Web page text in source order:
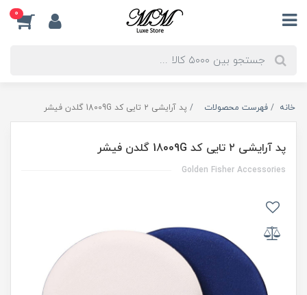
0
خانه فهرست محصولات پد آرایشی ۲ تایی کد 18009G گلدن فیشر
پد آرایشی ۲ تایی کد 18009G گلدن فیشر
Golden Fisher Accessories